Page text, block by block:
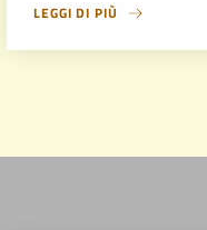
LEGGI DI PIÙ